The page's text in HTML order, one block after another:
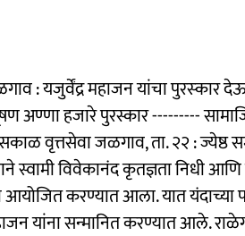
: यजुर्वेंद्र महाजन यांचा पुरस्‍कार
अण्णा हजारे पुरस्कार ---------
वृत्तसेवा जळगाव, ता. २२ : ज्येष्ठ
स्वामी विवेकानंद कृतज्ञता निधी
आयोजित करण्यात आला. यात
यांना सन्‍मानित करण्यात आले.